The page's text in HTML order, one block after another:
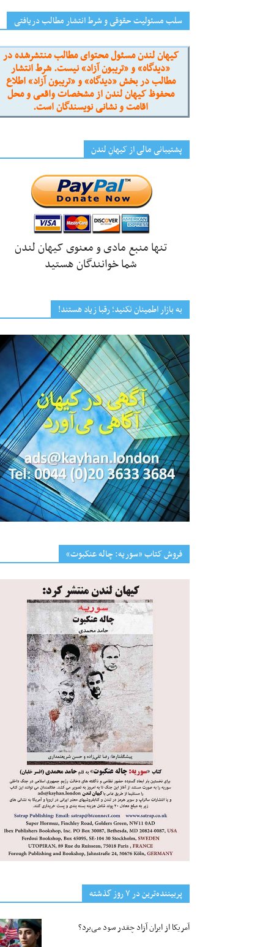
سلب مسئولیت حقوقی و شرط انتشار مطالب دریافتی
کیهان لندن مسئول محتوای مطالب منتشرشده در
«دیدگاه» و «تریبون آزاد» نیست. شرط انتشار
مطالب در بخش «دیدگاه» و «تریبون آزاد» اطلاع
محفوظ کیهان لندن از مشخصات واقعی و محل
اقامت و نشانی نویسندگان است.
پشتیبانی مالی از کیهانِ لندن
تنها منبع مادی و معنوی کیهان لندن
شما خوانندگان هستید
به بازار اطمینان نکنید؛ رقبا زیاد هستند!
فروش کتاب «سوریه: چاله عنکبوت»
پربیننده‌ترین‌ در ۷ روز گذشته
آمریکا از ایران آزاد چقدر سود می‌برد؟